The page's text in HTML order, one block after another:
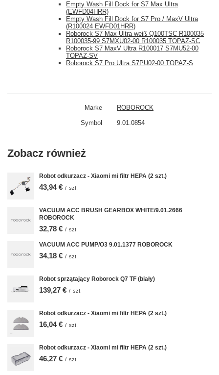
Empty Wash Fill Dock for S7 Max Ultra
(EWFD04HRR)
Empty Wash Fill Dock for S7 Pro / MaxV Ultra
(R100024 EWFD01HRR)
Roborock S7 Max Ultra weiß Q100TSC R100035
R100035-99 S7MXU02-00 R100035 TOPAZ-SC
Roborock S7 MaxV Ultra R100017 S7MU52-00
TOPAZ-SV
Roborock S7 Pro Ultra S7PU02-00 TOPAZ-S
Marke ROBOROCK
Symbol 9.01.0854
Zobacz również
Robot odkurzacz - Xiaomi mi filtr HEPA (2 szt.)
43,94 € / szt.
VACUUM ACC BRUSH GEARBOX WHITE/9.01.2666
ROBOROCK
32,78 € / szt.
VACUUM ACC PUMP/O3 9.01.1377 ROBOROCK
34,18 € / szt.
Robot sprzątający Roborock Q7 TF (biały)
139,27 € / szt.
Robot odkurzacz - Xiaomi mi filtr HEPA (2 szt.)
16,04 € / szt.
Robot odkurzacz - Xiaomi mi filtr HEPA (2 szt.)
46,27 € / szt.